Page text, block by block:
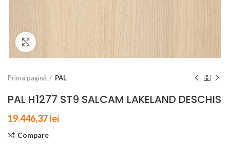
Prima pagină PAL
PAL H1277 ST9 SALCAM LAKELAND DESCHIS
19.446,37lei
Compare